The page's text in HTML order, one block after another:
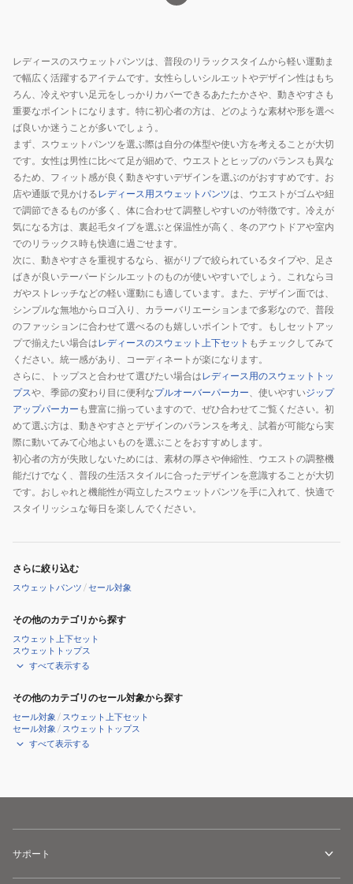
レディースのスウェットパンツは、普段のリラックスタイムから軽い運動ま
で幅広く活躍するアイテムです。女性らしいシルエットやデザイン性はもち
ろん、冷えやすい足元をしっかりカバーできるあたたかさや、動きやすさも
重要なポイントになります。特に初心者の方は、どのような素材や形を選べ
ば良いか迷うことが多いでしょう。
まず、スウェットパンツを選ぶ際は自分の体型や使い方を考えることが大切
です。女性は男性に比べて足が細めで、ウエストとヒップのバランスも異な
るため、フィット感が良く動きやすいデザインを選ぶのがおすすめです。お
店や通販で見かけるレディース用スウェットパンツは、ウエストがゴムや紐
で調節できるものが多く、体に合わせて調整しやすいのが特徴です。冷えが
気になる方は、裏起毛タイプを選ぶと保温性が高く、冬のアウトドアや室内
でのリラックス時も快適に過ごせます。
次に、動きやすさを重視するなら、裾がリブで絞られているタイプや、足さ
ばきが良いテーパードシルエットのものが使いやすいでしょう。これならヨ
ガやストレッチなどの軽い運動にも適しています。また、デザイン面では、
シンプルな無地からロゴ入り、カラーバリエーションまで多彩なので、普段
のファッションに合わせて選べるのも嬉しいポイントです。もしセットアッ
プで揃えたい場合はレディースのスウェット上下セット もチェックしてみて
ください。統一感があり、コーディネートが楽になります。
さらに、トップスと合わせて選びたい場合はレディース用のスウェットトッ
プスや、季節の変わり目に便利なプルオーバーパーカー、使いやすいジップ
アップパーカー も豊富に揃っていますので、ぜひ合わせてご覧ください。初
めて選ぶ方は、動きやすさとデザインのバランスを考え、試着が可能なら実
際に動いてみて心地よいものを選ぶことをおすすめします。
初心者の方が失敗しないためには、素材の厚さや伸縮性、ウエストの調整機
能だけでなく、普段の生活スタイルに合ったデザインを意識することが大切
です。おしゃれと機能性が両立したスウェットパンツを手に入れて、快適で
スタイリッシュな毎日を楽しんでください。
さらに絞り込む
スウェットパンツ /セール対象
その他のカテゴリから探す
スウェット上下セット
スウェットトップス
すべて表示する
その他のカテゴリのセール対象から探す
セール対象 / スウェット上下セット
セール対象 / スウェットトップス
すべて表示する
サポート